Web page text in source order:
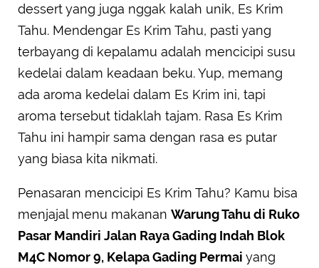
dessert yang juga nggak kalah unik, Es Krim
Tahu. Mendengar Es Krim Tahu, pasti yang
terbayang di kepalamu adalah mencicipi susu
kedelai dalam keadaan beku. Yup, memang
ada aroma kedelai dalam Es Krim ini, tapi
aroma tersebut tidaklah tajam. Rasa Es Krim
Tahu ini hampir sama dengan rasa es putar
yang biasa kita nikmati.
Penasaran mencicipi Es Krim Tahu? Kamu bisa
menjajal menu makanan Warung Tahu di Ruko
Pasar Mandiri Jalan Raya Gading Indah Blok
M4C Nomor 9, Kelapa Gading Permai yang